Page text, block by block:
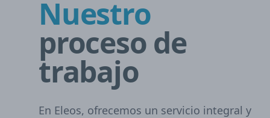
Nuestro
proceso de
trabajo
En Eleos, ofrecemos un servicio integral y